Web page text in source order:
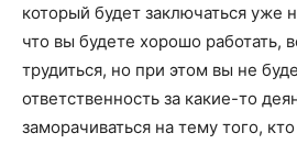
который будет заключаться уже
что вы будете хорошо работать,
трудиться, но при этом вы не
ответственность за какие-то
заморачиваться на тему того,